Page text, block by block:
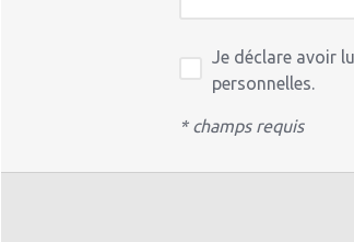
Je déclare avoir
personnelles.
* champs requis